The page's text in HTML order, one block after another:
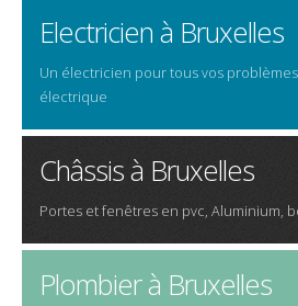
Electricien à Bruxelles
Un électricien pour tous vos
électrique
Châssis à Bruxelles
Portes et fenêtres en pvc, Aluminium,
Plombier à Bruxelles